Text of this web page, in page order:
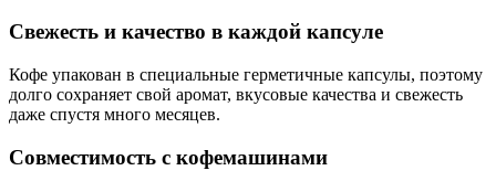
Свежесть и качество в каждой капсуле
Кофе упакован в специальные герметичные капсулы, поэтому
долго сохраняет свой аромат, вкусовые качества и свежесть
даже спустя много месяцев.
Совместимость с кофемашинами